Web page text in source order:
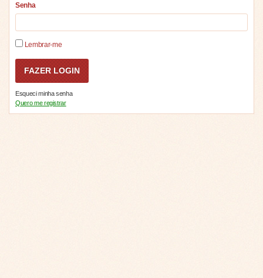
Senha
Lembrar-me
Esqueci minha senha
Quero me registrar